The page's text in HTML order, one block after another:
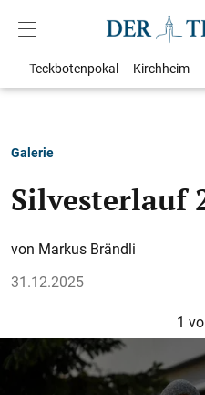
Teckbotenpokal Kirchheim
Galerie
Silvesterlauf
Markus Brändli
31.12.2025
1